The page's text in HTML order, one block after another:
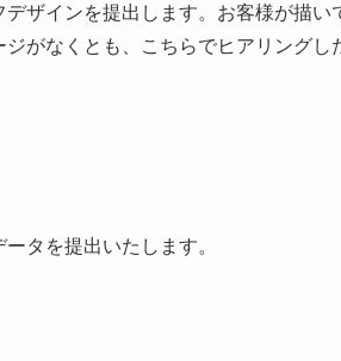
ザインを提出します。お客様が描
がなくとも、こちらでヒアリングし
タを提出いたします。